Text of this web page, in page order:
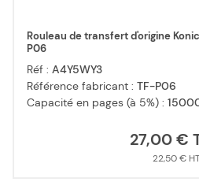
Rouleau de transfert d'origine
P06
Réf : A4Y5WY3
Référence fabricant : TF-P06
Capacité en pages (à 5%) :
27,00 €
22,50 €